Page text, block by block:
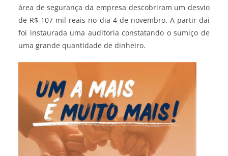
área de segurança da empresa descobriram um desvio
de R$ 107 mil reais no dia 4 de novembro. A partir dai
foi instaurada uma auditoria constatando o sumiço de
uma grande quantidade de dinheiro.